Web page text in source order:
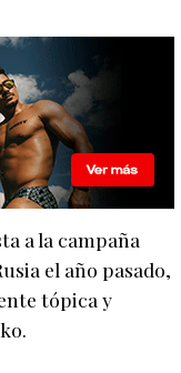
a la campaña
el año pasado,
tópica y